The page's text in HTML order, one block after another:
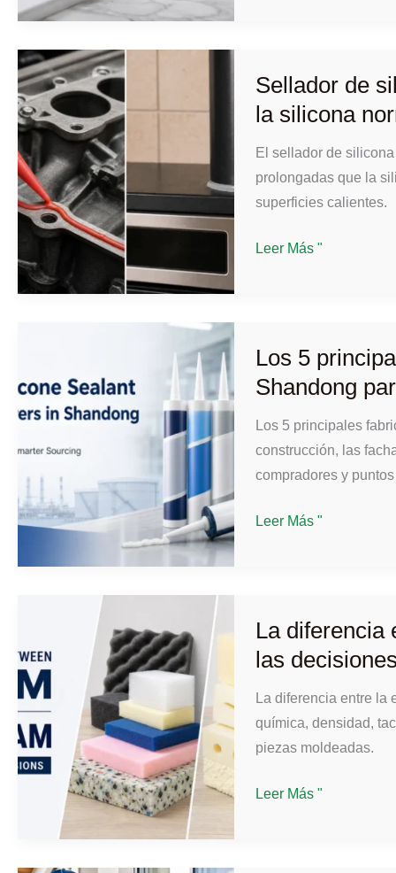
cómo
y
aplicarlo
Sellador de
la silicona
El sellador de
prolongadas que la
superficies calientes.
Sellador
a
temperaturas
frente
a
la
normal
Leer Más "
Los 5
Shandong
Los 5 principales
construcción, las
compradores y
Los
de
de
silicona
de
Shandong
compradores
Leer Más "
La diferencia
las
La diferencia entre la
química, densidad,
piezas moldeadas.
La
Leer Más "